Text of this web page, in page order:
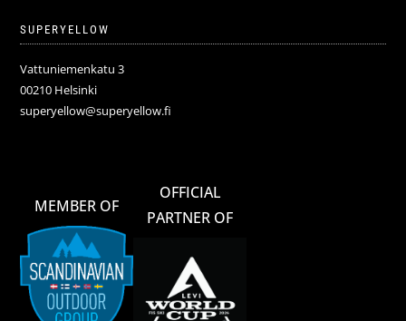
SUPERYELLOW
Vattuniemenkatu 3
00210 Helsinki
superyellow@superyellow.fi
MEMBER OF
OFFICIAL
PARTNER OF